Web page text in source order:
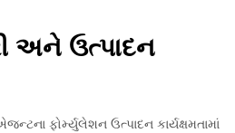
અને ઉત્પાદન
ફોર્મ્યુલેશન ઉત્પાદન કાર્યક્ષમતામાં